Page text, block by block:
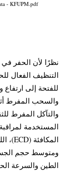
- KFUPM.pdf
نظرًا لأن الحفر في
التنظيف الفعال
والتآكل المفرط
ومتوسط حجم
الطين والسرعة